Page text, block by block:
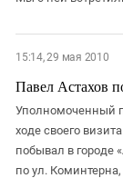
15:14, 29 мая 2010
Павел Астахов
Уполномоченный
ходе своего
побывал в городе
по ул. Коминтерна,